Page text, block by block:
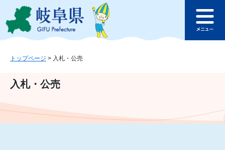
ジ
ュ
文
このページの本文へ
ュ
トップページ > 入札・公売
入札・公売